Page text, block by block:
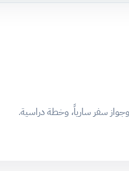
وجواز سفر سارياً، وخطة دراسية.